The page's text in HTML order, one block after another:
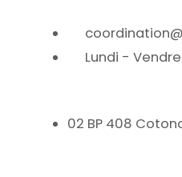
Lundi -
02 BP 408